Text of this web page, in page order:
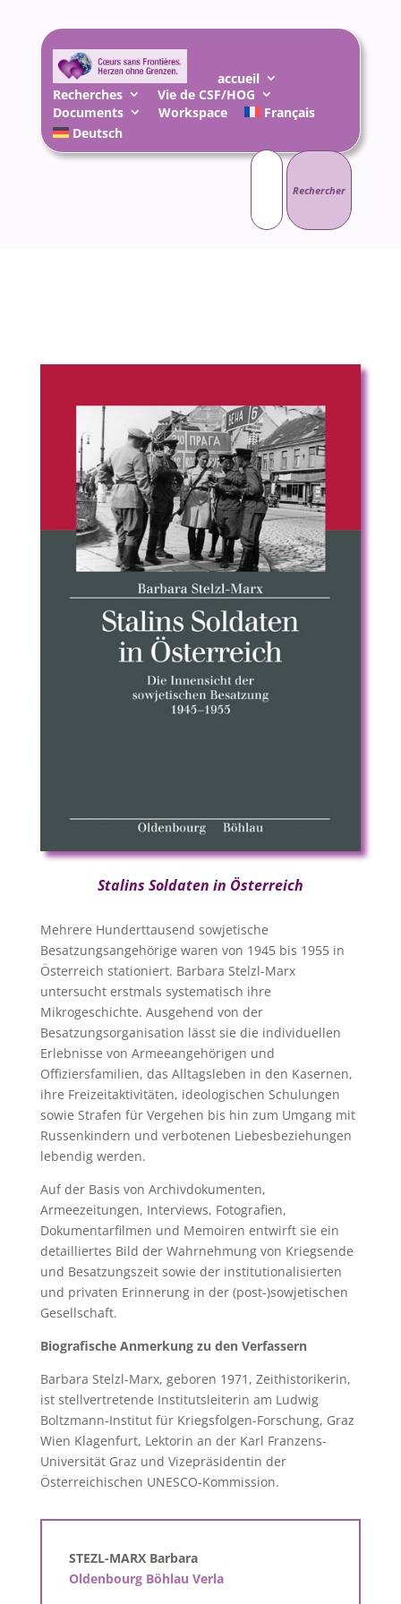
accueil
Recherches
Vie de CSF/HOG
Documents
Workspace
Français
Deutsch
Rechercher :
Stalins Soldaten in Österreich
Mehrere Hunderttausend sowjetische
Besatzungsangehörige waren von 1945 bis 1955 in
Österreich stationiert. Barbara Stelzl-Marx
untersucht erstmals systematisch ihre
Mikrogeschichte. Ausgehend von der
Besatzungsorganisation lässt sie die individuellen
Erlebnisse von Armeeangehörigen und
Offiziersfamilien, das Alltagsleben in den Kasernen,
ihre Freizeitaktivitäten, ideologischen Schulungen
sowie Strafen für Vergehen bis hin zum Umgang mit
Russenkindern und verbotenen Liebesbeziehungen
lebendig werden.
Auf der Basis von Archivdokumenten,
Armeezeitungen, Interviews, Fotografien,
Dokumentarfilmen und Memoiren entwirft sie ein
detailliertes Bild der Wahrnehmung von Kriegsende
und Besatzungszeit sowie der institutionalisierten
und privaten Erinnerung in der (post-)sowjetischen
Gesellschaft.
Biografische Anmerkung zu den Verfassern
Barbara Stelzl-Marx, geboren 1971, Zeithistorikerin,
ist stellvertretende Institutsleiterin am Ludwig
Boltzmann-Institut für Kriegsfolgen-Forschung, Graz
Wien Klagenfurt, Lektorin an der Karl Franzens-
Universität Graz und Vizepräsidentin der
Österreichischen UNESCO-Kommission.
STEZL-MARX Barbara
Oldenbourg Böhlau Verla